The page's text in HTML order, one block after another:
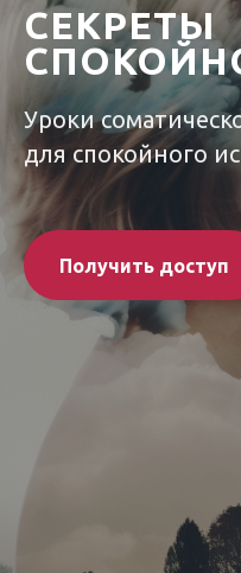
СЕКРЕТЫ
Уроки
для спокойного
Получить доступ